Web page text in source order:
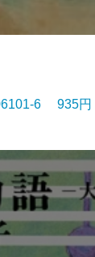
6 935